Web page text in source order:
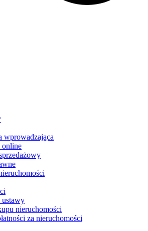
wprowadzająca
online
ustawy
nieruchomości
za nieruchomości